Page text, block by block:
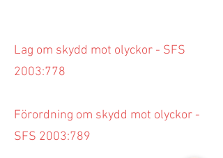
Lag om skydd mot olyckor - SFS
2003:778
Förordning om skydd mot olyckor -
SFS 2003:789